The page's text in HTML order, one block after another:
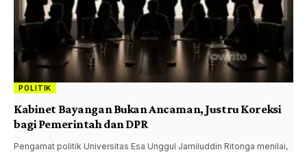
POLITIK
Kabinet Bayangan Bukan Ancaman, Justru Koreksi
bagi Pemerintah dan DPR
Pengamat politik Universitas Esa Unggul Jamiluddin Ritonga menilai,